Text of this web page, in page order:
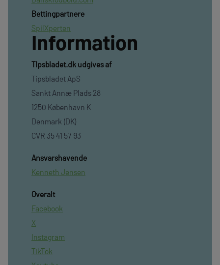
Bettingpartnere
SpilXperten
Information
TIpsbladet.dk udgives af
Tipsbladet ApS
Sankt Annæ Plads 28
1250 København K
Denmark (DK)
CVR 35 41 57 93
Ansvarshavende
Kenneth Jensen
Overalt
Facebook
X
Instagram
TikTok